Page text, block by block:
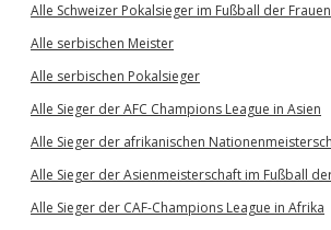
Alle Schweizer Pokalsieger im Fußball der Frauen
Alle serbischen Meister
Alle serbischen Pokalsieger
Alle Sieger der AFC Champions League in Asien
Alle Sieger der afrikanischen
Alle Sieger der Asienmeisterschaft im Fußball
Alle Sieger der CAF-Champions League in Afrika